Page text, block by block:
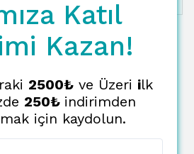
Katıl
Kazan!
2500₺ve Üzeri ilk
250₺ indirimden
için kaydolun.